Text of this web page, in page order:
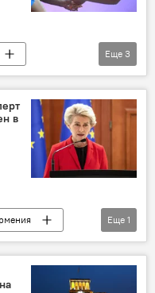
Спорт
Еще 3
в
Еще 1